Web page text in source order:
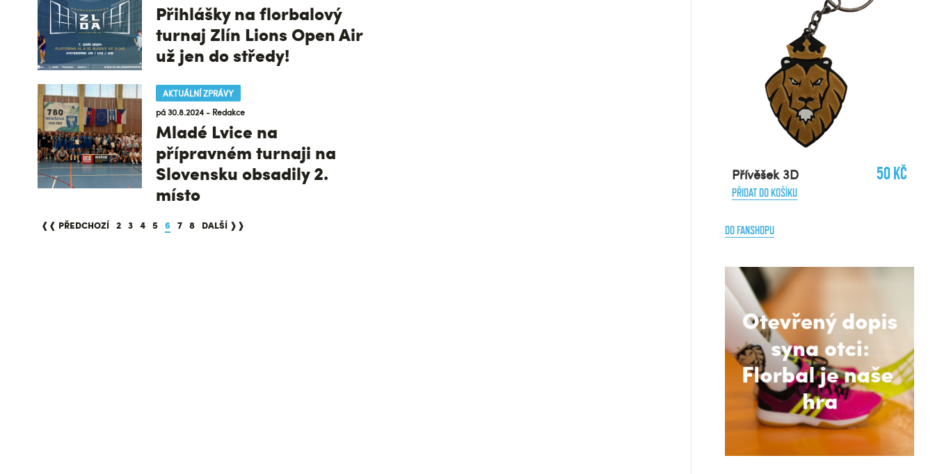
Přihlášky na florbalový
turnaj Zlín Lions Open Air
už jen do středy!
AKTUÁLNÍ ZPRÁVY
pá 30.8.2024 - Redakce
Mladé Lvice na
přípravném turnaji na
Slovensku obsadily 2.
místo
❰❰ PŘEDCHOZÍ 2 3 4 5 6 7 8 DALŠÍ ❱❱
Přívěšek 3D
PŘIDAT DO KOŠÍKU
50 Kč
DO FANSHOPU